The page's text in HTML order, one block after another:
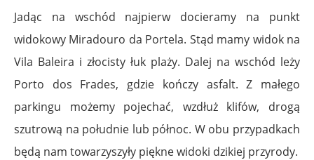
Jadąc na wschód najpierw docieramy na punkt
widokowy Miradouro da Portela. Stąd mamy widok na
Vila Baleira i złocisty łuk plaży. Dalej na wschód leży
Porto dos Frades, gdzie kończy asfalt. Z małego
parkingu możemy pojechać, wzdłuż klifów, drogą
szutrową na południe lub północ. W obu przypadkach
będą nam towarzyszyły piękne widoki dzikiej przyrody.